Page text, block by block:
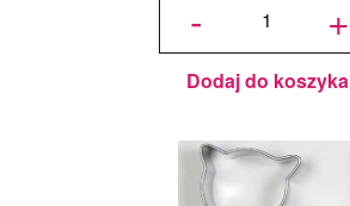
-
z Tłoczkiem Städter -
Niedźwiedź, Miś - 6 cm
+
Dodaj do koszyka